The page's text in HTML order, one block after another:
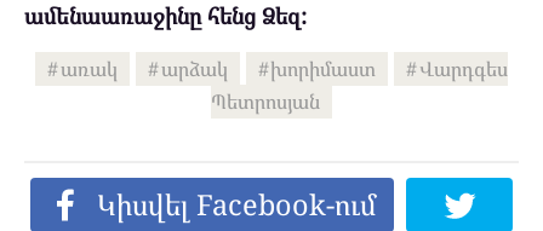
ամենաառաջինը հենց Ձեզ:
առակ արձակ խորիմաստ
Վարդգես
Պետրոսյան
Կիսվել Facebook-ում